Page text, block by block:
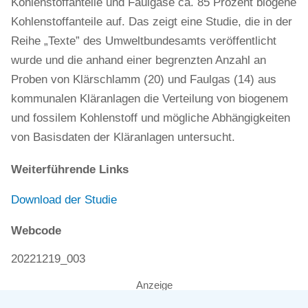
Kohlenstoffanteile auf. Das zeigt eine Studie, die in der
Reihe „Texte” des Umweltbundesamts veröffentlicht
wurde und die anhand einer begrenzten Anzahl an
Proben von Klärschlamm (20) und Faulgas (14) aus
kommunalen Kläranlagen die Verteilung von biogenem
und fossilem Kohlenstoff und mögliche Abhängigkeiten
von Basisdaten der Kläranlagen untersucht.
Weiterführende Links
Download der Studie
Webcode
20221219_003
Anzeige